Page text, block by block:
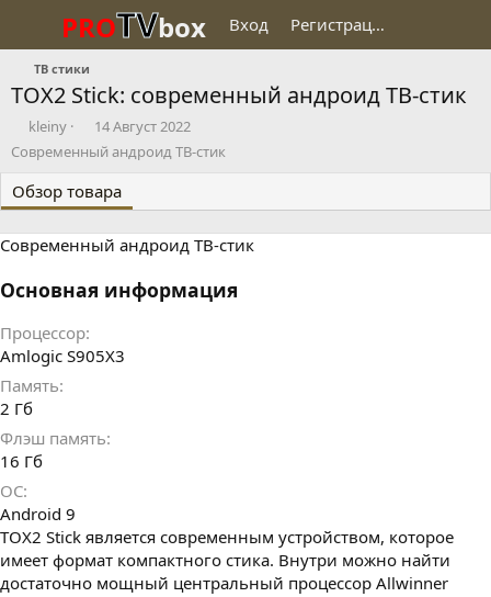
PROTVbox Вход Регистрация
ТВ стики
TOX2 Stick: современный андроид ТВ-стик
Д
о
а
в
л
kleiny
Д
а
а
с
з
а
н
14 Август 2022
Современный андроид ТВ-стик
Обзор товара
Современный андроид ТВ-стик
Основная информация
Процессор
Amlogic S905X3
Память
2 Гб
Флэш память
16 Гб
ОС
Android 9
TOX2 Stick является современным устройством, которое
имеет формат компактного стика. Внутри можно найти
достаточно мощный центральный процессор Allwinner